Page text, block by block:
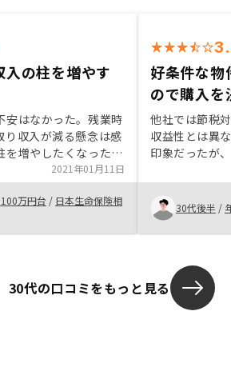
入の柱を増やす
安はなかった。残業時
り収入が減る懸念は感
を増やしたくなった。
件をレノシーの取り扱
にならないか。
2021年01月11日
万円台 / 日本生命保険相
好条件な物
ので購入を
他社では節税
収益性とは異
印象だったが
件な物件を紹
感じました。
30代後半 /
30代の口コミをもっと見る